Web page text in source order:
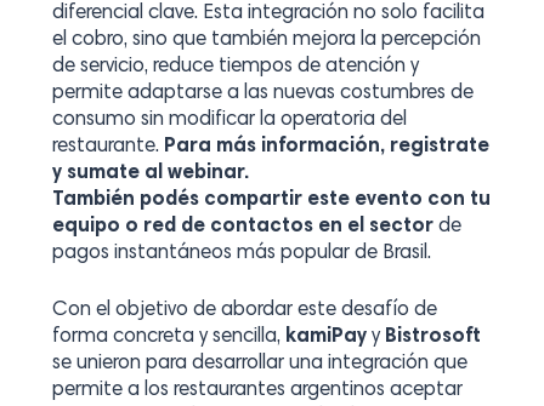
diferencial clave. Esta integración no solo facilita
el cobro, sino que también mejora la percepción
de servicio, reduce tiempos de atención y
permite adaptarse a las nuevas costumbres de
consumo sin modificar la operatoria del
restaurante. Para más información, registrate
y sumate al webinar.
También podés compartir este evento con tu
equipo o red de contactos en el sectorde
pagos instantáneos más popular de Brasil.
Con el objetivo de abordar este desafío de
forma concreta y sencilla, kamiPayy Bistrosoft
se unieron para desarrollar una integración que
permite a los restaurantes argentinos aceptar